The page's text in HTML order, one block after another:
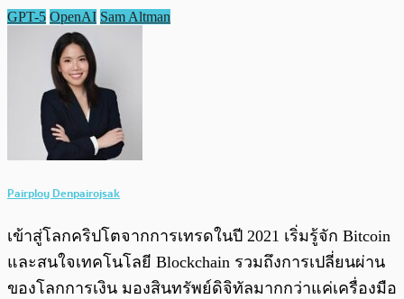
GPT-5 OpenAI Sam Altman
Pairploy Denpairojsak
เข้าสู่โลกคริปโตจากการเทรดในปี 2021 เริ่มรู้จัก Bitcoin
และสนใจเทคโนโลยี Blockchain รวมถึงการเปลี่ยนผ่าน
ของโลกการเงิน มองสินทรัพย์ดิจิทัลมากกว่าแค่เครื่องมือ